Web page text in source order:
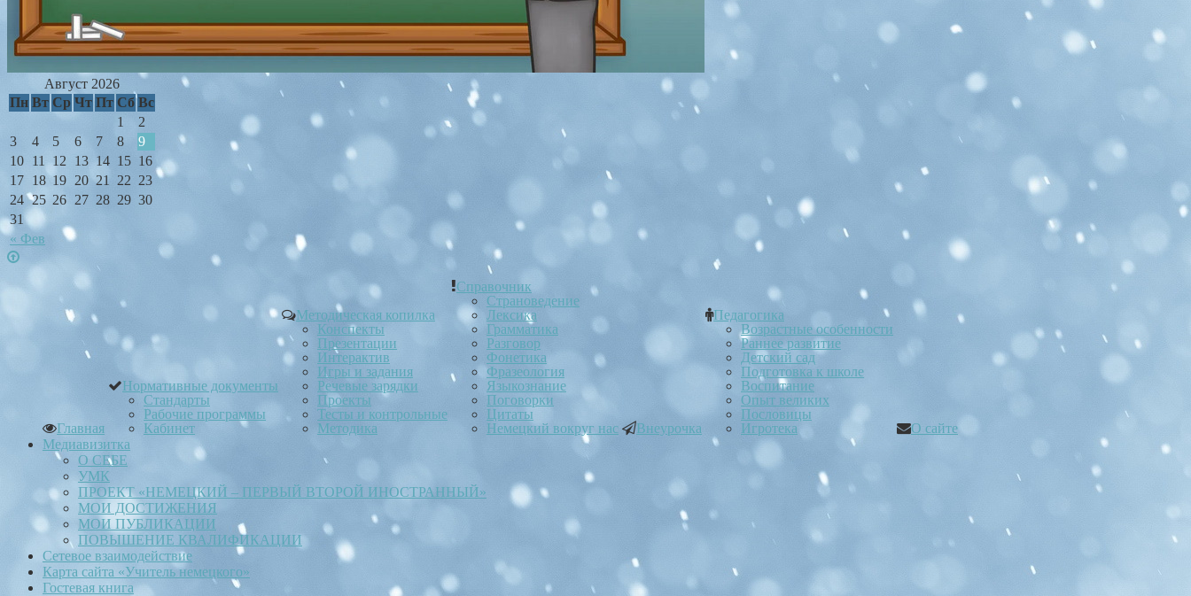
Август 2026
Пн Вт Ср Чт Пт Сб Вс
« Фев
1
2
3
4 5 6 7 8
9
10 11 12 13 14 15 16
17 18 19 20 21 22 23
24 25 26 27 28 29 30
31
Главная
Нормативные документы
Стандарты
Рабочие программы
Кабинет
Методическая копилка
Конспекты
Презентации
Интерактив
Игры и задания
Речевые зарядки
Проекты
Тесты и контрольные
Методика
Справочник
Страноведение
Лексика
Грамматика
Разговор
Фонетика
Фразеология
Языкознание
Поговорки
Цитаты
Немецкий вокруг нас
Внеурочка
Педагогика
Возрастные особенности
Раннее развитие
Детский сад
Подготовка к школе
Воспитание
Опыт великих
Пословицы
Игротека
О сайте
Медиавизитка
О СЕБЕ
УМК
ПРОЕКТ «НЕМЕЦКИЙ – ПЕРВЫЙ ВТОРОЙ ИНОСТРАННЫЙ»
МОИ ДОСТИЖЕНИЯ
МОИ ПУБЛИКАЦИИ
ПОВЫШЕНИЕ КВАЛИФИКАЦИИ
Сетевое взаимодействие
Карта сайта «Учитель немецкого»
Гостевая книга